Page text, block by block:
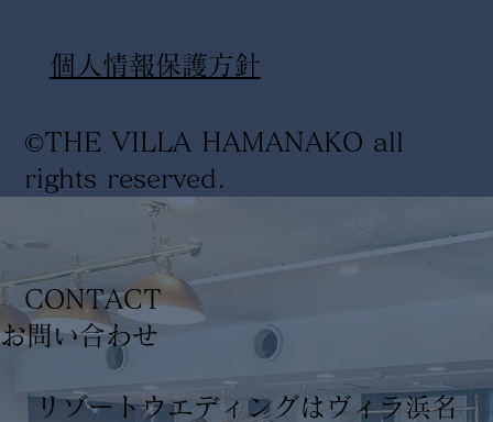
©THE VILLA HAMANAKO all
rights reserved .
​個人情報保護方針
リゾートウエディングはヴィラ浜名
CONTACT
​お問い合わせ